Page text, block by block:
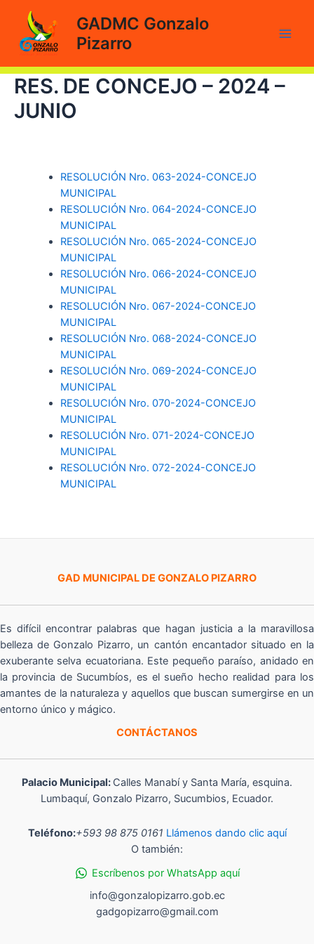
contenido
GADMC Gonzalo
Pizarro
RES. DE CONCEJO – 2024 –
JUNIO
RESOLUCIÓN Nro. 063-2024-CONCEJO
MUNICIPAL
RESOLUCIÓN Nro. 064-2024-CONCEJO
MUNICIPAL
RESOLUCIÓN Nro. 065-2024-CONCEJO
MUNICIPAL
RESOLUCIÓN Nro. 066-2024-CONCEJO
MUNICIPAL
RESOLUCIÓN Nro. 067-2024-CONCEJO
MUNICIPAL
RESOLUCIÓN Nro. 068-2024-CONCEJO
MUNICIPAL
RESOLUCIÓN Nro. 069-2024-CONCEJO
MUNICIPAL
RESOLUCIÓN Nro. 070-2024-CONCEJO
MUNICIPAL
RESOLUCIÓN Nro. 071-2024-CONCEJO
MUNICIPAL
RESOLUCIÓN Nro. 072-2024-CONCEJO
MUNICIPAL
GAD MUNICIPAL DE GONZALO PIZARRO
Es difícil encontrar palabras que hagan justicia a la maravillosa
belleza de Gonzalo Pizarro, un cantón encantador situado en la
exuberante selva ecuatoriana. Este pequeño paraíso, anidado en
la provincia de Sucumbíos, es el sueño hecho realidad para los
amantes de la naturaleza y aquellos que buscan sumergirse en un
entorno único y mágico.
CONTÁCTANOS
Palacio Municipal: Calles Manabí y Santa María, esquina.
Lumbaquí, Gonzalo Pizarro, Sucumbios, Ecuador.
Teléfono:+593 98 875 0161 Llámenos dando clic aquí
O también:
Escríbenos por WhatsApp aquí
info@gonzalopizarro.gob.ec
gadgopizarro@gmail.com